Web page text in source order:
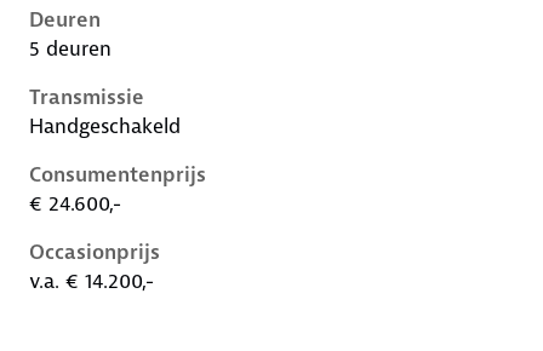
Deuren
5 deuren
Transmissie
Handgeschakeld
Consumentenprijs
€ 24.600,-
Occasionprijs
v.a. € 14.200,-